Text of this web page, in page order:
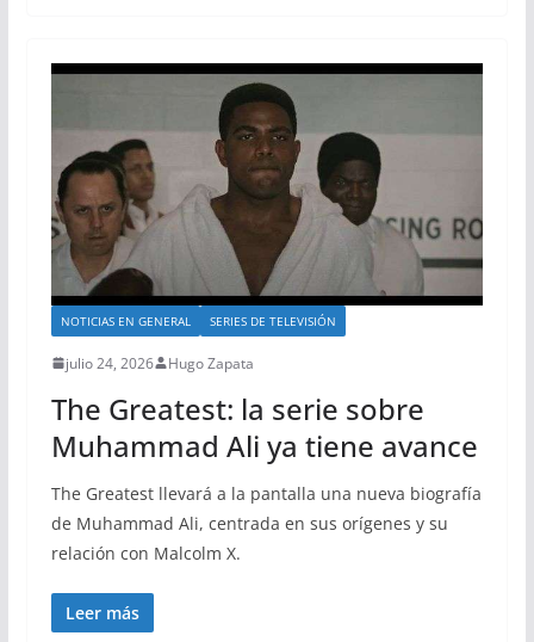
NOTICIAS EN GENERAL SERIES DE TELEVISIÓN
julio 24, 2026 Hugo Zapata
The Greatest: la serie sobre
Muhammad Ali ya tiene avance
The Greatest llevará a la pantalla una nueva biografía
de Muhammad Ali, centrada en sus orígenes y su
relación con Malcolm X.
Leer más